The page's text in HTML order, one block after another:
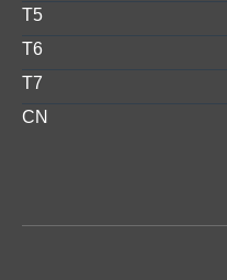
T5
T6
T7
CN